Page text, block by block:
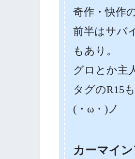
奇作・快作
前半はサバ
もあり。
グロとか主
タグのR15
(・ω・)ノ
カーマイ